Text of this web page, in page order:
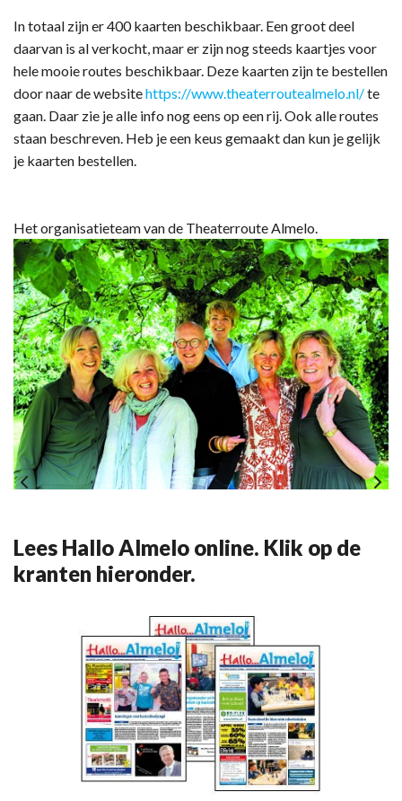
In totaal zijn er 400 kaarten beschikbaar. Een groot deel
daarvan is al verkocht, maar er zijn nog steeds kaartjes voor
hele mooie routes beschikbaar. Deze kaarten zijn te bestellen
door naar de websitehttps://www.theaterroutealmelo.nl/te
gaan. Daar zie je alle info nog eens op een rij. Ook alle routes
staan beschreven. Heb je een keus gemaakt dan kun je gelijk
je kaarten bestellen.
Het organisatieteam van de Theaterroute Almelo.
Lees Hallo Almelo online. Klik op de
kranten hieronder.